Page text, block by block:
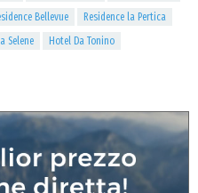
Bellevue
Residence la Pertica
Selene Hotel Da Tonino